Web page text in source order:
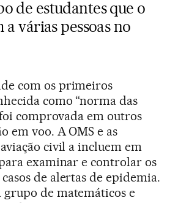
de estudantes que o
várias pessoas no
com os primeiros
como “norma das
comprovada em outros
em voo. A OMS e as
civil a incluem em
examinar e controlar os
de alertas de epidemia.
de matemáticos e